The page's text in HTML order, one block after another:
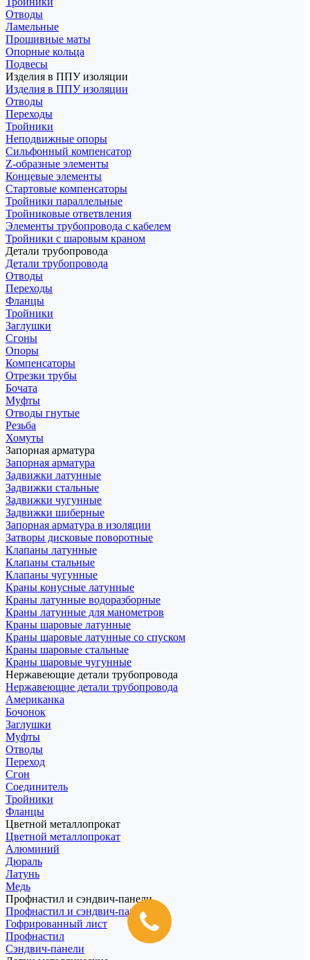
Отводы
Ламельные
Прошивные маты
Опорные кольца
Подвесы
Изделия в ППУ изоляции
Изделия в ППУ изоляции
Отводы
Переходы
Тройники
Неподвижные опоры
Cильфонный компенсатор
Z-образные элементы
Концевые элементы
Стартовые компенсаторы
Тройники параллельные
Тройниковые ответвления
Элементы трубопровода с кабелем
Тройники с шаровым краном
Детали трубопровода
Детали трубопровода
Отводы
Переходы
Фланцы
Тройники
Заглушки
Сгоны
Опоры
Компенсаторы
Отрезки трубы
Бочата
Муфты
Отводы гнутые
Резьба
Хомуты
Запорная арматура
Запорная арматура
Задвижки латунные
Задвижки стальные
Задвижки чугунные
Задвижки шиберные
Запорная арматура в изоляции
Затворы дисковые поворотные
Клапаны латунные
Клапаны стальные
Клапаны чугунные
Краны конусные латунные
Краны латунные водоразборные
Краны латунные для манометров
Краны шаровые латунные
Краны шаровые латунные со спуском
Краны шаровые стальные
Краны шаровые чугунные
Нержавеющие детали трубопровода
Нержавеющие детали трубопровода
Американка
Бочонок
Заглушки
Муфты
Отводы
Переход
Сгон
Соединитель
Тройники
Фланцы
Цветной металлопрокат
Цветной металлопрокат
Алюминий
Дюраль
Латунь
Медь
Профнастил и сэндвич-панели
Профнастил и сэндвич-панели
Гофрированный лист
Профнастил
Сэндвич-панели